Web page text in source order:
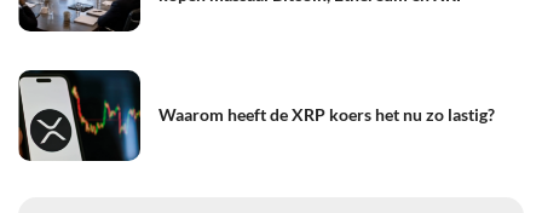
Waarom heeft de XRP koers het nu zo lastig?